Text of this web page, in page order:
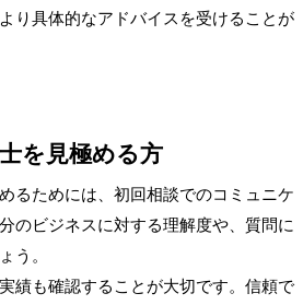
り具体的なアドバイスを受けることが
を見極める方
るためには、初回相談でのコミュニケ
のビジネスに対する理解度や、質問に
う。
績も確認することが大切です。信頼で